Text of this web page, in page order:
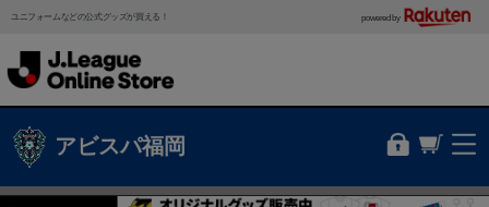
ユニフォームなどの公式グッズが買える！ powered by
アビスパ福岡